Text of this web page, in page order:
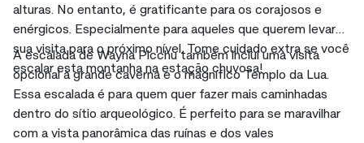
alturas. No entanto, é gratificante para os corajosos e
enérgicos. Especialmente para aqueles que querem levar
sua visita para o próximo nível. Tome cuidado extra se você
escalar esta montanha na estação chuvosa!
A escalada de Wayna Picchu também inclui uma visita
opcional à grande caverna eo magnífico Templo da Lua.
Essa escalada é para quem quer fazer mais caminhadas
dentro do sítio arqueológico. É perfeito para se maravilhar
com a vista panorâmica das ruínas e dos vales